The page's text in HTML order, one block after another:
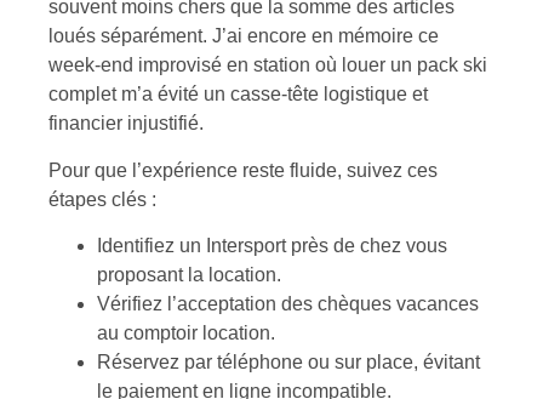
souvent moins chers que la somme des articles
loués séparément. J’ai encore en mémoire ce
week-end improvisé en station où louer un pack ski
complet m’a évité un casse-tête logistique et
financier injustifié.
Pour que l’expérience reste fluide, suivez ces
étapes clés :
Identifiez un Intersport près de chez vous
proposant la location.
Vérifiez l’acceptation des chèques vacances
au comptoir location.
Réservez par téléphone ou sur place, évitant
le paiement en ligne incompatible.